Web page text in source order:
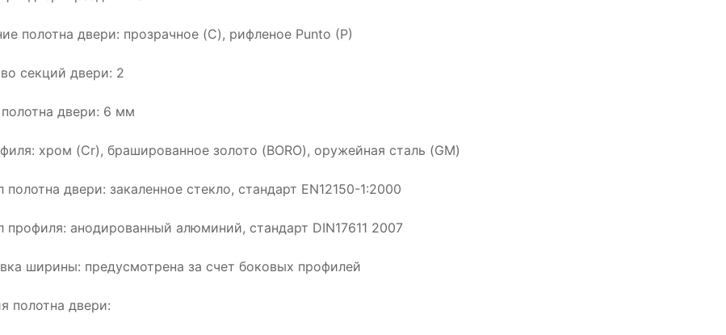
полотна двери: прозрачное (C), рифленое Punto (P)
секций двери: 2
двери: 6 мм
хром (Cr), брашированное золото (BORO), оружейная сталь (GM)
полотна двери: закаленное стекло, стандарт EN12150-1:2000
профиля: анодированный алюминий, стандарт DIN17611 2007
ширины: предусмотрена за счет боковых профилей
полотна двери: